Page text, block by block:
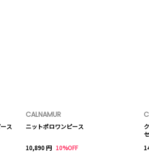
ス
CALNAMUR
ニットポロワンピース
10,890 円 10%OFF